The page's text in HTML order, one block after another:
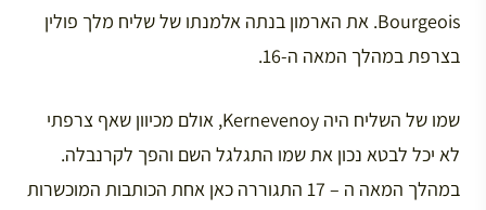
Bourgeois. את הארמון בנתה אלמנתו של שליח מלך פולין
בצרפת במהלך המאה ה-16.
שמו של השליח היה Kernevenoy, אולם מכיוון שאף צרפתי
לא יכל לבטא נכון את שמו התגלגל השם והפך לקרנבלה.
במהלך המאה ה – 17 התגוררה כאן אחת הכותבות המוכשרות